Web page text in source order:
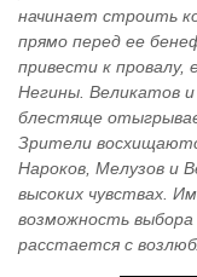
начинает строить
прямо перед ее
привести к провалу,
Негины. Великатов
блестяще
Зрители
Нароков, Мелузов и
высоких чувствах.
возможность
расстается с